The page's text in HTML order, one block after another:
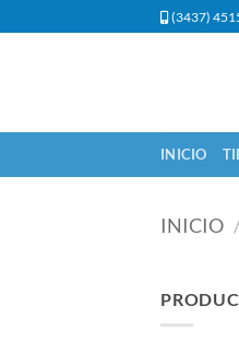
al
(3437)
INICIO
INICIO